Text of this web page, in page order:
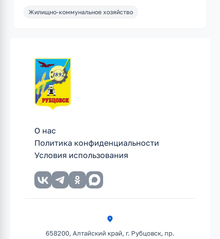
Жилищно-коммунальное хозяйство
О нас
Политика конфиденциальности
Условия использования
658200, Алтайский край, г. Рубцовск, пр.